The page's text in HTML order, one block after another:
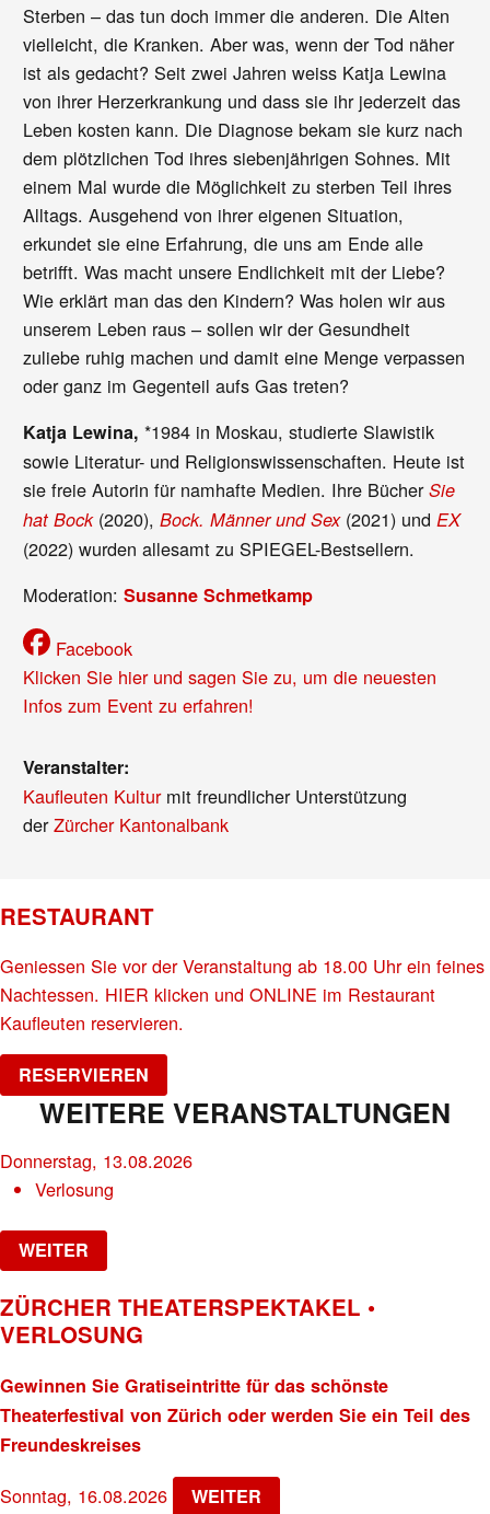
Sterben – das tun doch immer die anderen. Die Alten
vielleicht, die Kranken. Aber was, wenn der Tod näher
ist als gedacht? Seit zwei Jahren weiss Katja Lewina
von ihrer Herzerkrankung und dass sie ihr jederzeit das
Leben kosten kann. Die Diagnose bekam sie kurz nach
dem plötzlichen Tod ihres siebenjährigen Sohnes. Mit
einem Mal wurde die Möglichkeit zu sterben Teil ihres
Alltags. Ausgehend von ihrer eigenen Situation,
erkundet sie eine Erfahrung, die uns am Ende alle
betrifft. Was macht unsere Endlichkeit mit der Liebe?
Wie erklärt man das den Kindern? Was holen wir aus
unserem Leben raus – sollen wir der Gesundheit
zuliebe ruhig machen und damit eine Menge verpassen
oder ganz im Gegenteil aufs Gas treten?
Katja Lewina, *1984 in Moskau, studierte Slawistik
sowie Literatur- und Religionswissenschaften. Heute ist
sie freie Autorin für namhafte Medien. Ihre BücherSie
hat Bock(2020),Bock. Männer und Sex(2021) undEX
(2022) wurden allesamt zu SPIEGEL-Bestsellern.
Moderation:Susanne Schmetkamp
Facebook
Klicken Sie hier und sagen Sie zu, um die neuesten
Infos zum Event zu erfahren!
Veranstalter:
Kaufleuten Kulturmit freundlicher Unterstützung
derZürcher Kantonalbank
RESTAURANT
Geniessen Sie vor der Veranstaltung ab 18.00 Uhr ein feines
Nachtessen. HIER klicken und ONLINE im Restaurant
Kaufleuten reservieren.
RESERVIEREN
WEITERE VERANSTALTUNGEN
Donnerstag, 13.08.2026
Verlosung
WEITER
ZÜRCHER THEATERSPEKTAKEL •
VERLOSUNG
Gewinnen Sie Gratiseintritte für das schönste
Theaterfestival von Zürich oder werden Sie ein Teil des
Freundeskreises
Sonntag, 16.08.2026 WEITER